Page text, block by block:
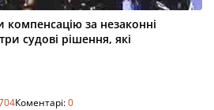
компенсацію за незаконні
судові рішення, які
Коментарі:0